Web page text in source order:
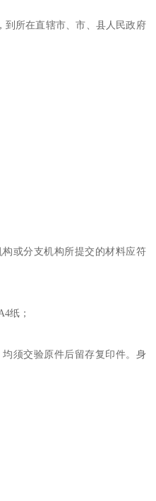
到所在直辖市、市、县人民政府
或分支机构所提交的材料应符
纸；
均须交验原件后留存复印件。身